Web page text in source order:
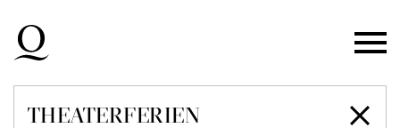
Zur Hauptnavigation springen
Zum Hauptinhalt springen
Zum Footer springen
THEATERFERIEN